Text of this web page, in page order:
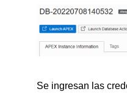
Se ingresan las